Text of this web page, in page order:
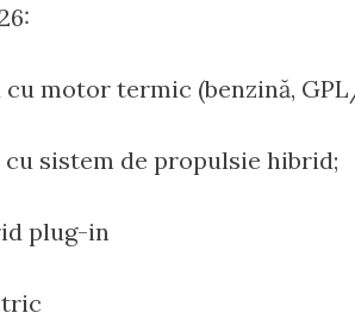
motor termic (benzină,
sistem de propulsie hibrid;
plug-in